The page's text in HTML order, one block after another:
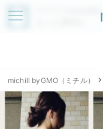
アプリでmichillが
michill byGMO（ミチル）